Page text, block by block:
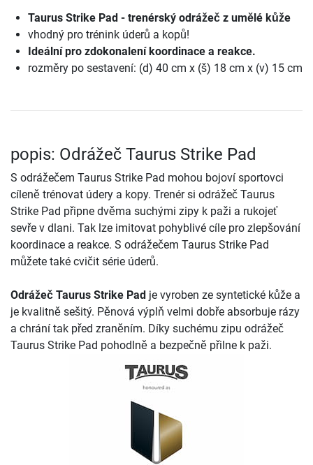
Taurus Strike Pad - trenérský odrážeč z umělé kůže
vhodný pro trénink úderů a kopů!
Ideální pro zdokonalení koordinace a reakce.
rozměry po sestavení: (d) 40 cm x (š) 18 cm x (v) 15 cm
popis: Odrážeč Taurus Strike Pad
S odrážečem Taurus Strike Pad mohou bojoví sportovci
cíleně trénovat údery a kopy. Trenér si odrážeč Taurus
Strike Pad připne dvěma suchými zipy k paži a rukojeť
sevře v dlani. Tak lze imitovat pohyblivé cíle pro zlepšování
koordinace a reakce. S odrážečem Taurus Strike Pad
můžete také cvičit série úderů.
Odrážeč Taurus Strike Pad je vyroben ze syntetické kůže a
je kvalitně sešitý. Pěnová výplň velmi dobře absorbuje rázy
a chrání tak před zraněním. Díky suchému zipu odrážeč
Taurus Strike Pad pohodlně a bezpečně přilne k paži.